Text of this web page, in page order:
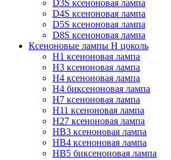
D3S ксеноновая лампа
D4S ксеноновая лампа
D5S ксеноновая лампа
D8S ксеноновая лампа
Ксеноновые лампы Н цоколь
H1 ксеноновая лампа
H3 ксеноновая лампа
H4 ксеноновая лампа
H4 биксеноновая лампа
H7 ксеноновая лампа
H11 ксеноновая лампа
H27 ксеноновая лампа
HB3 ксеноновая лампа
HB4 ксеноновая лампа
HB5 биксеноновая лампа